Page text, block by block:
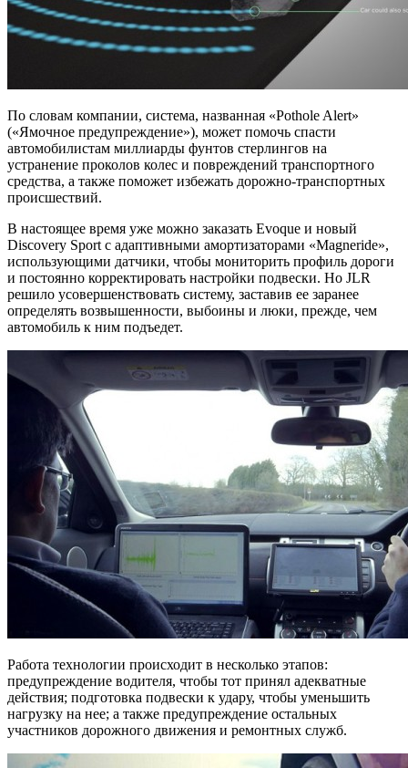
По словам компании, система, названная «Pothole Alert»
(«Ямочное предупреждение»), может помочь спасти
автомобилистам миллиарды фунтов стерлингов на
устранение проколов колес и повреждений транспортного
средства, а также поможет избежать дорожно-транспортных
происшествий.
В настоящее время уже можно заказать Evoque и новый
Discovery Sport с адаптивными амортизаторами «Magneride»,
использующими датчики, чтобы мониторить профиль дороги
и постоянно корректировать настройки подвески. Но JLR
решило усовершенствовать систему, заставив ее заранее
определять возвышенности, выбоины и люки, прежде, чем
автомобиль к ним подъедет.
Работа технологии происходит в несколько этапов:
предупреждение водителя, чтобы тот принял адекватные
действия; подготовка подвески к удару, чтобы уменьшить
нагрузку на нее; а также предупреждение остальных
участников дорожного движения и ремонтных служб.